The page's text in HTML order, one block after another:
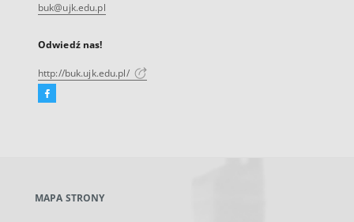
buk@ujk.edu.pl
Odwiedź nas!
http://buk.ujk.edu.pl/
Facebook
karcie
MAPA STRONY